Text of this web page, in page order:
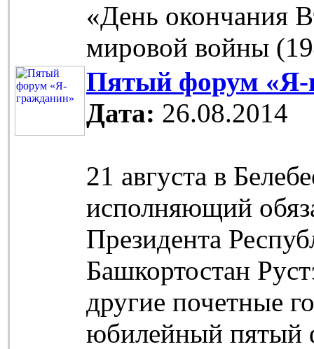
«День окончания
мировой войны
Пятый форум «Я-
Дата: 26.08.2014
21 августа в
исполняющий
Президента
Башкортостан
другие почетные
юбилейный пятый